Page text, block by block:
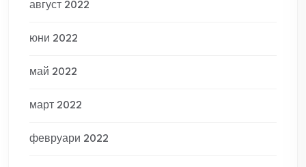
август 2022
юни 2022
май 2022
март 2022
февруари 2022